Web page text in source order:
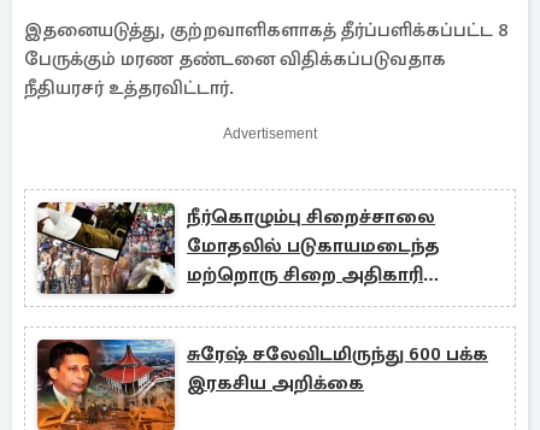
இதனையடுத்து, குற்றவாளிகளாகத் தீர்ப்பளிக்கப்பட்ட 8
பேருக்கும் மரண தண்டனை விதிக்கப்படுவதாக
நீதியரசர் உத்தரவிட்டார்.
Advertisement
நீர்கொழும்பு சிறைச்சாலை
மோதலில் படுகாயமடைந்த
மற்றொரு சிறை அதிகாரி
உயிரிழப்பு
சுரேஷ் சலேவிடமிருந்து 600 பக்க
இரகசிய அறிக்கை